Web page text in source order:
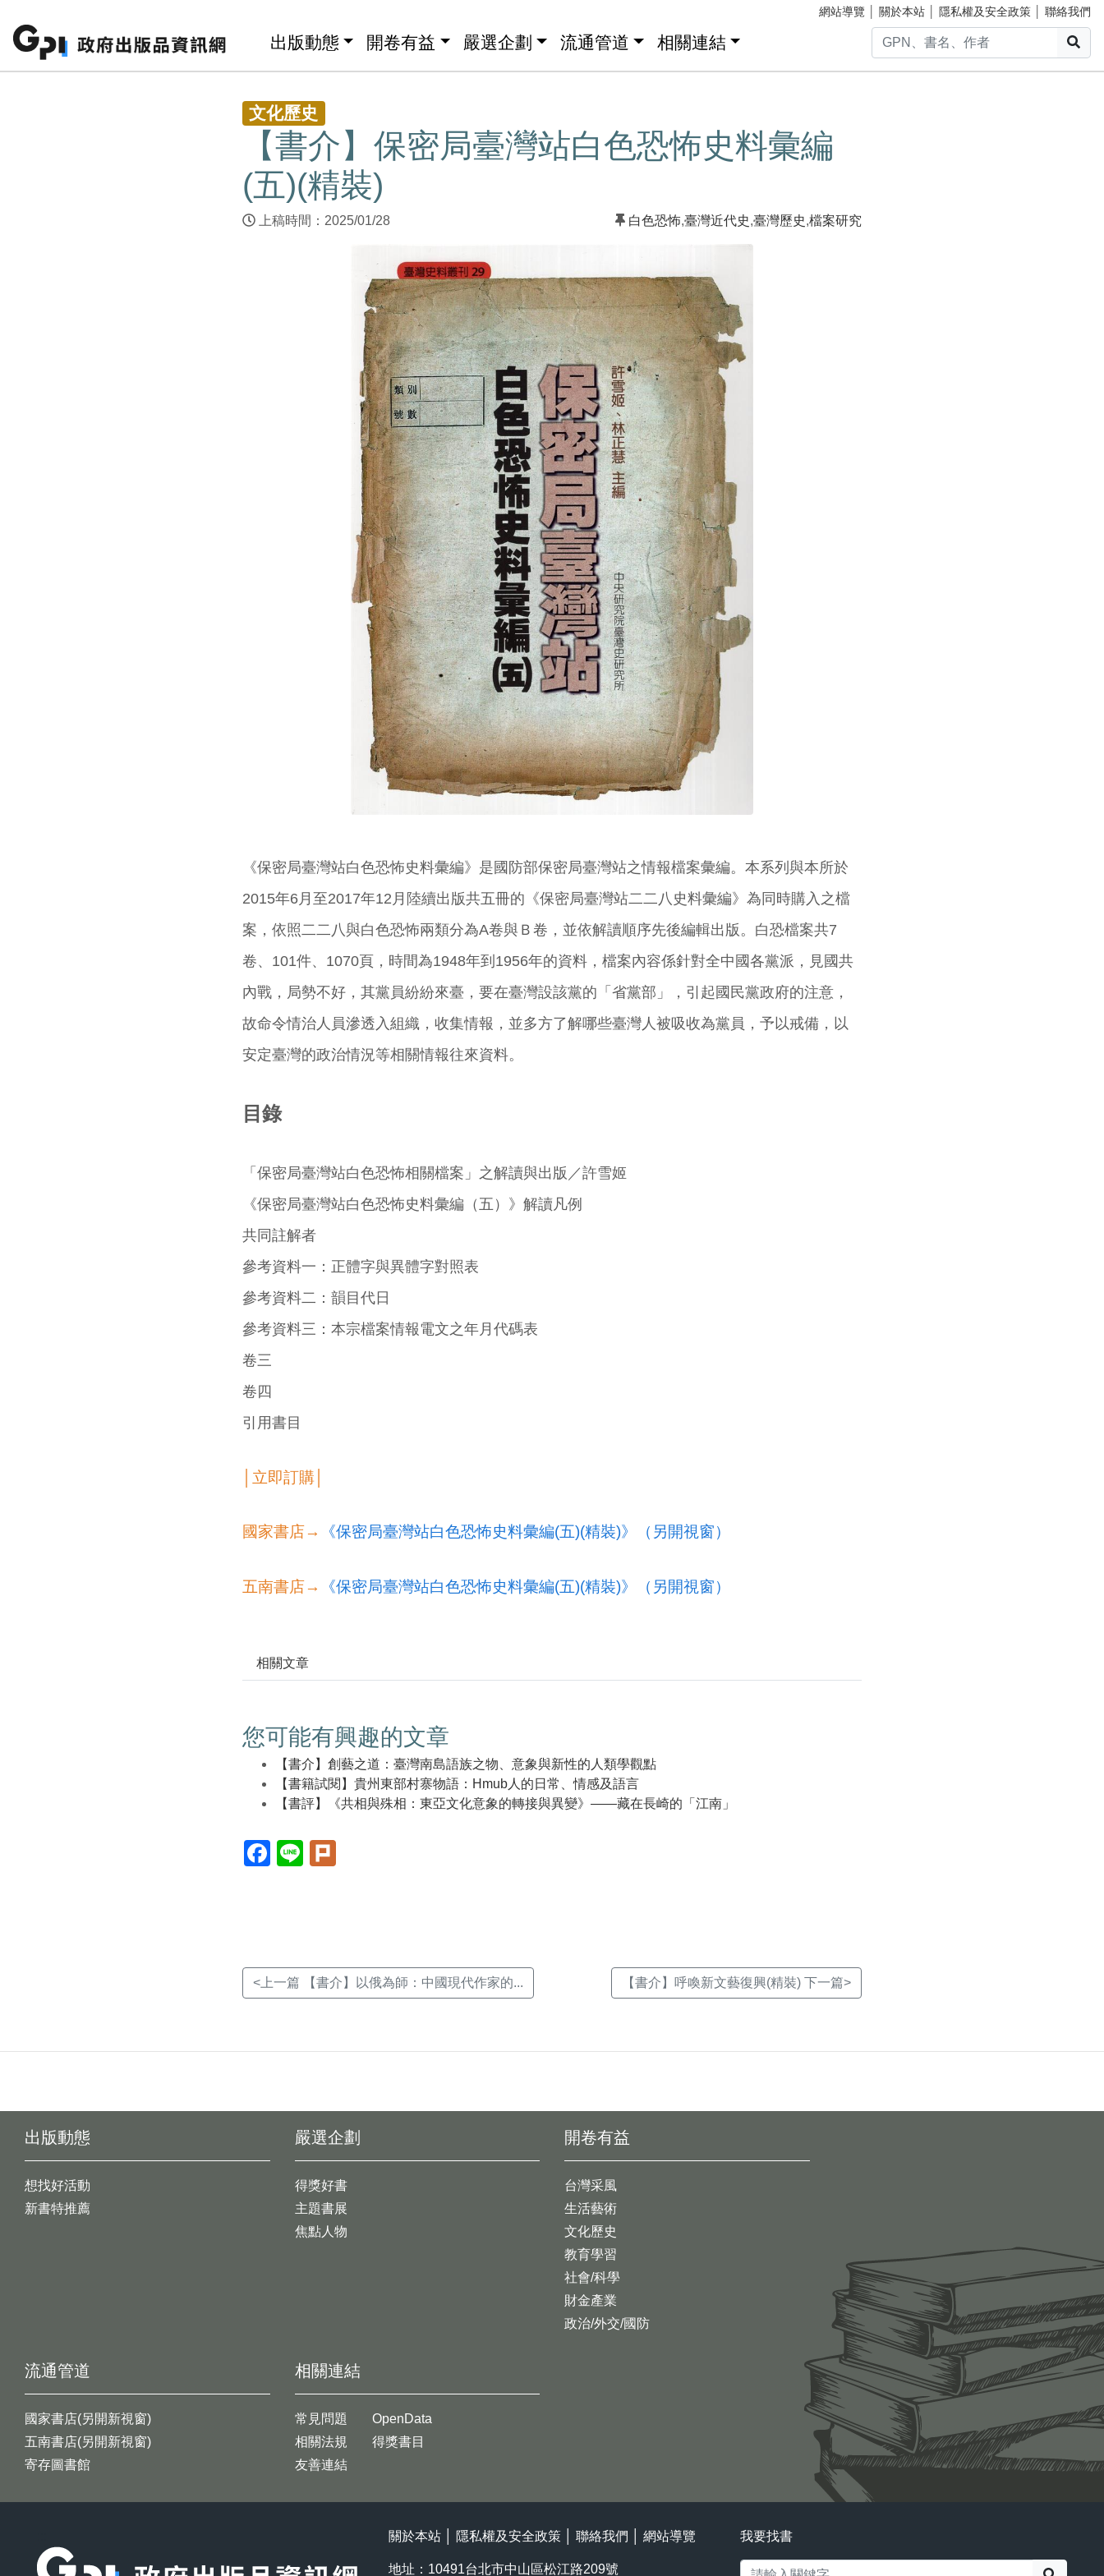
網站導覽 關於本站 隱私權及安全政策 聯絡我們
出版動態 開卷有益 嚴選企劃 流通管道 相關連結
文化歷史
【書介】保密局臺灣站白色恐怖史料彙編
(五)(精裝)
上稿時間：2025/01/28 白色恐怖,臺灣近代史,臺灣歷史,檔案研究
《保密局臺灣站白色恐怖史料彙編》是國防部保密局臺灣站之情報檔案彙編。本系列與本所於
2015年6月至2017年12月陸續出版共五冊的《保密局臺灣站二二八史料彙編》為同時購入之檔
案，依照二二八與白色恐怖兩類分為A卷與Ｂ卷，並依解讀順序先後編輯出版。白恐檔案共7
卷、101件、1070頁，時間為1948年到1956年的資料，檔案內容係針對全中國各黨派，見國共
內戰，局勢不好，其黨員紛紛來臺，要在臺灣設該黨的「省黨部」，引起國民黨政府的注意，
故命令情治人員滲透入組織，收集情報，並多方了解哪些臺灣人被吸收為黨員，予以戒備，以
安定臺灣的政治情況等相關情報往來資料。
目錄
「保密局臺灣站白色恐怖相關檔案」之解讀與出版／許雪姬
《保密局臺灣站白色恐怖史料彙編（五）》解讀凡例
共同註解者
參考資料一：正體字與異體字對照表
參考資料二：韻目代日
參考資料三：本宗檔案情報電文之年月代碼表
卷三
卷四
引用書目
│立即訂購│
國家書店→ 《保密局臺灣站白色恐怖史料彙編(五)(精裝)》（另開視窗）
五南書店→ 《保密局臺灣站白色恐怖史料彙編(五)(精裝)》（另開視窗）
相關文章
您可能有興趣的文章
【書介】創藝之道：臺灣南島語族之物、意象與新性的人類學觀點
【書籍試閱】貴州東部村寨物語：Hmub人的日常、情感及語言
【書評】《共相與殊相：東亞文化意象的轉接與異變》——藏在長崎的「江南」
Facebook(另
開
Line(另
開
<上一篇 【書介】以俄為師：中國現代作家的... 【書介】呼喚新文藝復興(精裝) 下一篇>
出版動態
想找好活動
新書特推薦
開卷有益
台灣采風
生活藝術
文化歷史
教育學習
社會/科學
財金產業
政治/外交/國防
嚴選企劃
得獎好書
主題書展
焦點人物
流通管道
國家書店(另開新視窗)
五南書店(另開新視窗)
寄存圖書館
相關連結
常見問題
相關法規
友善連結
OpenData
得獎書目
關於本站 隱私權及安全政策 聯絡我們 網站導覽
地址：10491台北市中山區松江路209號
我要找書